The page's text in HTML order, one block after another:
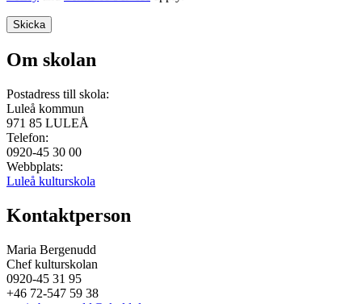
Om skolan
Postadress till skola:
Luleå kommun
971 85 LULEÅ
Telefon:
0920-45 30 00
Webbplats:
Luleå kulturskola
Kontaktperson
Maria Bergenudd
Chef kulturskolan
0920-45 31 95
+46 72-547 59 38